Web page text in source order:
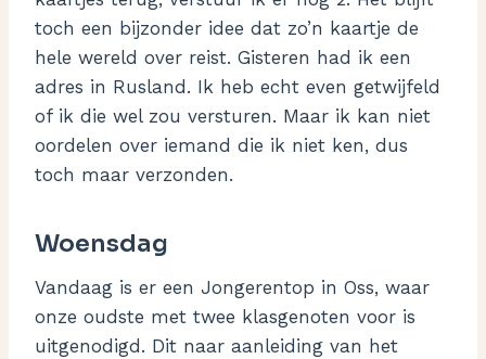
toch een bijzonder idee dat zo’n kaartje de
hele wereld over reist. Gisteren had ik een
adres in Rusland. Ik heb echt even getwijfeld
of ik die wel zou versturen. Maar ik kan niet
oordelen over iemand die ik niet ken, dus
toch maar verzonden.
Woensdag
Vandaag is er een Jongerentop in Oss, waar
onze oudste met twee klasgenoten voor is
uitgenodigd. Dit naar aanleiding van het